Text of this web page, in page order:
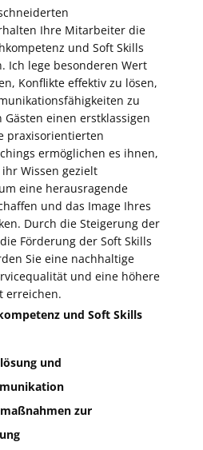
Ihre Mitarbeiter die
und Soft Skills
Ich lege besonderen Wert
Konflikte effektiv zu lösen,
zu
einen erstklassigen
praxisorientierten
ermöglichen es ihnen,
Wissen gezielt
eine herausragende
und das Image Ihres
Durch die Steigerung der
Förderung der Soft Skills
Sie eine nachhaltige
und eine höhere
erreichen.
und Soft Skills
und
zur